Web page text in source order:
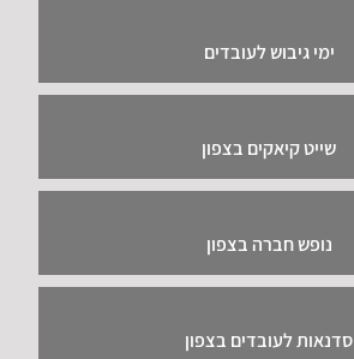
ימי גיבוש לעובדים
שייט קיאקים בצפון
נופש חברה בצפון
סדנאות לעובדים בצפון